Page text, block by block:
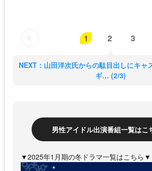
1 2 3
NEXT：山田洋次氏からの駄目出しにキャ
ギ… (2/3)
男性アイドル出演番組一覧はこ
▼2025年1月期の冬ドラマ一覧はこちら▼